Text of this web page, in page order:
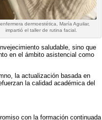
dermoestética, María Aguilar,
impartió el taller de rutina facial.
saludable, sino que
en el ámbito asistencial como
la actualización basada en
la calidad académica del
con la formación continuada